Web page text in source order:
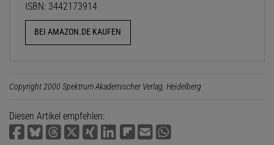
ISBN: 3442173914
BEI AMAZON.DE KAUFEN
Copyright 2000 Spektrum Akademischer Verlag, Heidelberg
Diesen Artikel empfehlen: